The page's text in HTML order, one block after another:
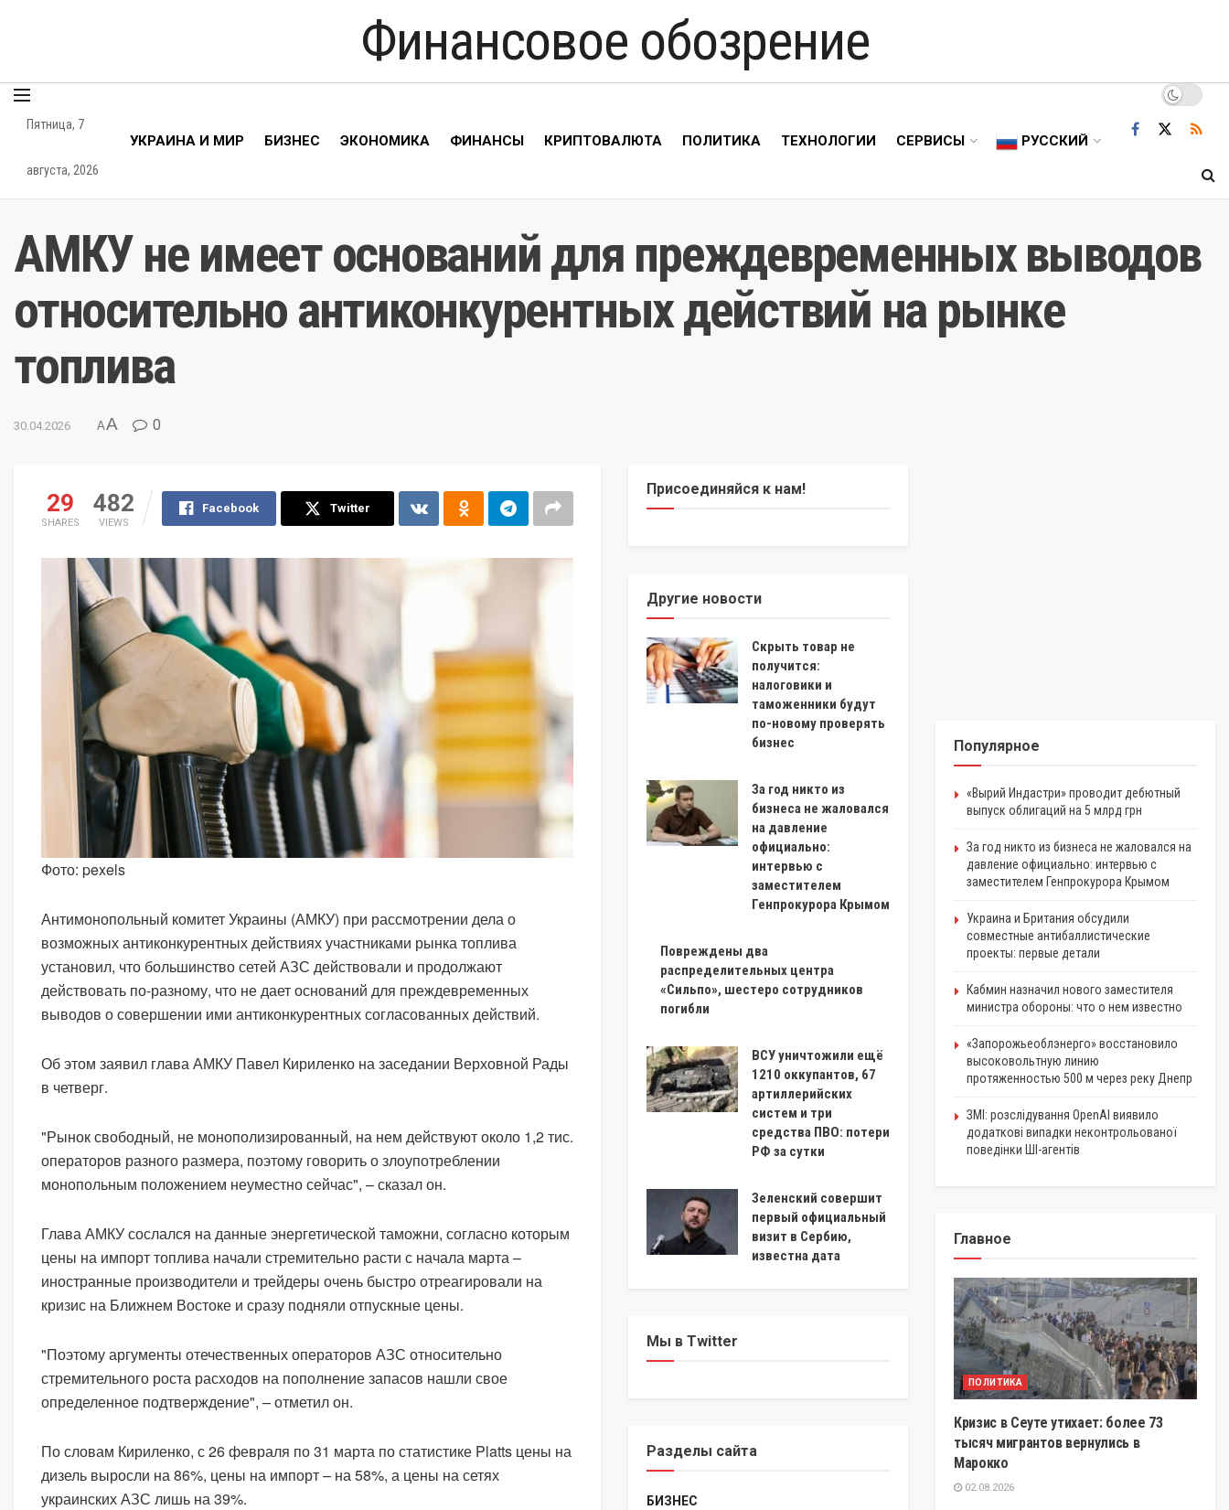
Финансовое обозрение
Пятница, 7
августа, 2026
УКРАИНА И МИР БИЗНЕС ЭКОНОМИКА ФИНАНСЫ КРИПТОВАЛЮТА ПОЛИТИКА ТЕХНОЛОГИИ СЕРВИСЫ РУССКИЙ
АМКУ не имеет оснований для преждевременных выводов
относительно антиконкурентных действий на рынке
топлива
30.04.2026 AA 0
29
SHARES
482
VIEWS
Facebook Twitter
Фото: pexels
Антимонопольный комитет Украины (АМКУ) при рассмотрении дела о
возможных антиконкурентных действиях участниками рынка топлива
установил, что большинство сетей АЗС действовали и продолжают
действовать по-разному, что не дает оснований для преждевременных
выводов о совершении ими антиконкурентных согласованных действий.
Об этом заявил глава АМКУ Павел Кириленко на заседании Верховной Рады
в четверг.
"Рынок свободный, не монополизированный, на нем действуют около 1,2 тис.
операторов разного размера, поэтому говорить о злоупотреблении
монопольным положением неуместно сейчас", – сказал он.
Глава АМКУ сослался на данные энергетической таможни, согласно которым
цены на импорт топлива начали стремительно расти с начала марта –
иностранные производители и трейдеры очень быстро отреагировали на
кризис на Ближнем Востоке и сразу подняли отпускные цены.
"Поэтому аргументы отечественных операторов АЗС относительно
стремительного роста расходов на пополнение запасов нашли свое
определенное подтверждение", – отметил он.
По словам Кириленко, с 26 февраля по 31 марта по статистике Platts цены на
дизель выросли на 86%, цены на импорт – на 58%, а цены на сетях
украинских АЗС лишь на 39%.
Присоединяйся к нам!
Другие новости
Скрыть товар не
получится:
налоговики и
таможенники будут
по-новому проверять
бизнес
За год никто из
бизнеса не жаловался
на давление
официально:
интервью с
заместителем
Генпрокурора Крымом
Повреждены два
распределительных центра
«Сильпо», шестеро сотрудников
погибли
ВСУ уничтожили ещё
1210 оккупантов, 67
артиллерийских
систем и три
средства ПВО: потери
РФ за сутки
Зеленский совершит
первый официальный
визит в Сербию,
известна дата
Мы в Twitter
Разделы сайта
БИЗНЕС
Популярное
«Вырий Индастри» проводит дебютный
выпуск облигаций на 5 млрд грн
За год никто из бизнеса не жаловался на
давление официально: интервью с
заместителем Генпрокурора Крымом
Украина и Британия обсудили
совместные антибаллистические
проекты: первые детали
Кабмин назначил нового заместителя
министра обороны: что о нем известно
«Запорожьеоблэнерго» восстановило
высоковольтную линию
протяженностью 500 м через реку Днепр
ЗМІ: розслідування OpenAI виявило
додаткові випадки неконтрольованої
поведінки ШІ-агентів
Главное
ПОЛИТИКА
Кризис в Сеуте утихает: более 73
тысяч мигрантов вернулись в
Марокко
02.08.2026